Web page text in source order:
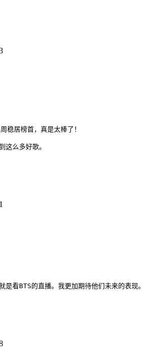
稳居榜首，真是太棒了！
这么多好歌。
是看BTS的直播。我更加期待他们未来的表现。